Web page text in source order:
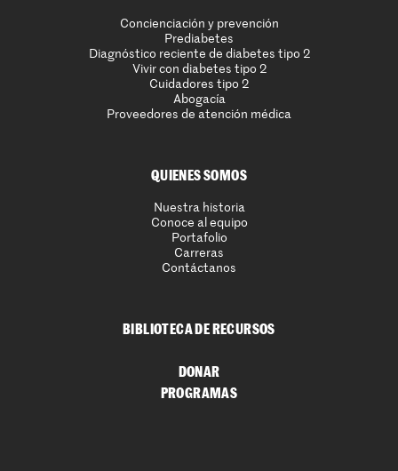
Concienciación y prevención
Prediabetes
Diagnóstico reciente de diabetes tipo 2
Vivir con diabetes tipo 2
Cuidadores tipo 2
Abogacía
Proveedores de atención médica
QUIENES SOMOS
Nuestra historia
Conoce al equipo
Portafolio
Carreras
Contáctanos
BIBLIOTECA DE RECURSOS
DONAR
PROGRAMAS